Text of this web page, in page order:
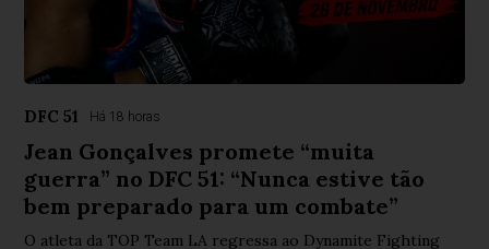
DFC 51 Há 18 horas
Jean Gonçalves promete “muita
guerra” no DFC 51: “Nunca estive tão
bem preparado para um combate”
O atleta da TOP Team LA regressa ao Dynamite Fighting